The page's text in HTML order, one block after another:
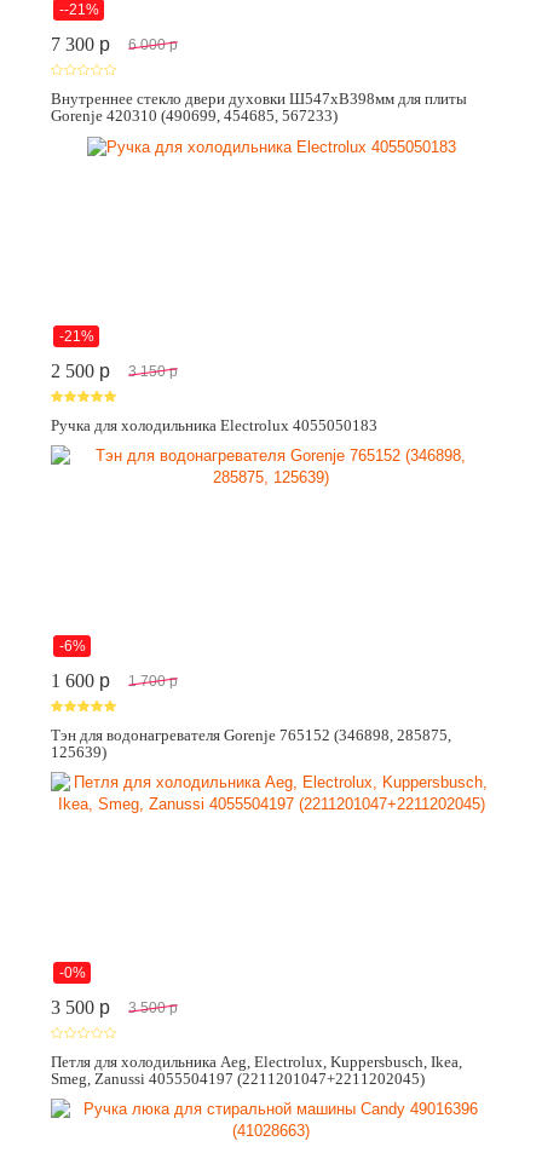
--21%
7 300 p 6 000 p
Внутреннее стекло двери духовки Ш547хВ398мм для плиты
Gorenje 420310 (490699, 454685, 567233)
-21%
2 500 p 3 150 p
Ручка для холодильника Electrolux 4055050183
-6%
1 600 p 1 700 p
Тэн для водонагревателя Gorenje 765152 (346898, 285875,
125639)
-0%
3 500 p 3 500 p
Петля для холодильника Aeg, Electrolux, Kuppersbusch, Ikea,
Smeg, Zanussi 4055504197 (2211201047+2211202045)